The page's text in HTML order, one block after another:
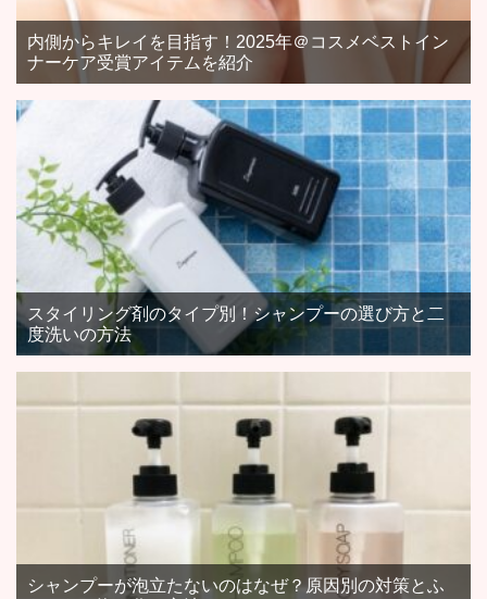
内側からキレイを目指す！2025年＠コスメベストイン
ナーケア受賞アイテムを紹介
スタイリング剤のタイプ別！シャンプーの選び方と二
度洗いの方法
シャンプーが泡立たないのはなぜ？原因別の対策とふ